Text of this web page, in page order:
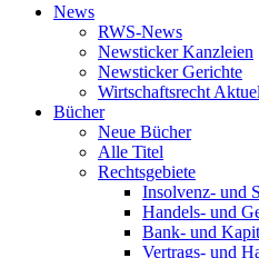
News
RWS-News
Newsticker Kanzleien
Newsticker Gerichte
Wirtschaftsrecht
Bücher
Neue Bücher
Alle Titel
Rechtsgebiete
Insolvenz- und
Handels- und
Bank- und
Vertrags- und